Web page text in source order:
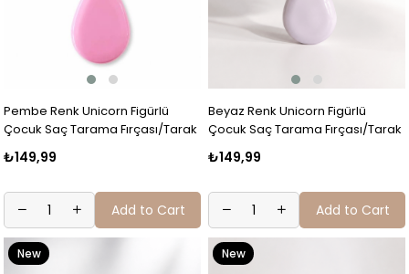
Pembe Renk Unicorn Figürlü
Çocuk Saç Tarama Fırçası/Tarak
₺149,99
Add to Cart
Beyaz Renk Unicorn Figürlü
Çocuk Saç Tarama Fırçası/Tarak
₺149,99
Add to Cart
New
New